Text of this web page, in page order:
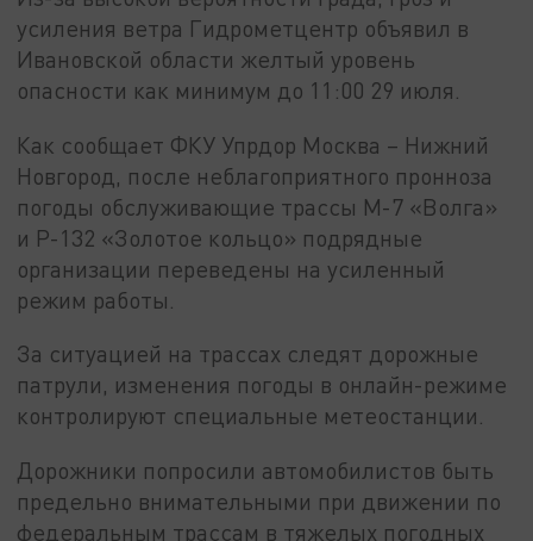
усиления ветра Гидрометцентр объявил в
Ивановской области желтый уровень
опасности как минимум до 11:00 29 июля.
Как сообщает ФКУ Упрдор Москва – Нижний
Новгород, после неблагоприятного пронноза
погоды обслуживающие трассы М-7 «Волга»
и Р-132 «Золотое кольцо» подрядные
организации переведены на усиленный
режим работы.
За ситуацией на трассах следят дорожные
патрули, изменения погоды в онлайн-режиме
контролируют специальные метеостанции.
Дорожники попросили автомобилистов быть
предельно внимательными при движении по
федеральным трассам в тяжелых погодных